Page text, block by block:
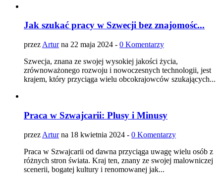
Jak szukać pracy w Szwecji bez znajomośc...
przez Arturna 22 maja 2024 - 0 Komentarzy
Szwecja, znana ze swojej wysokiej jakości życia,
zrównoważonego rozwoju i nowoczesnych technologii, jest
krajem, który przyciąga wielu obcokrajowców szukających...
Praca w Szwajcarii: Plusy i Minusy
przez Arturna 18 kwietnia 2024 - 0 Komentarzy
Praca w Szwajcarii od dawna przyciąga uwagę wielu osób z
różnych stron świata. Kraj ten, znany ze swojej malowniczej
scenerii, bogatej kultury i renomowanej jak...